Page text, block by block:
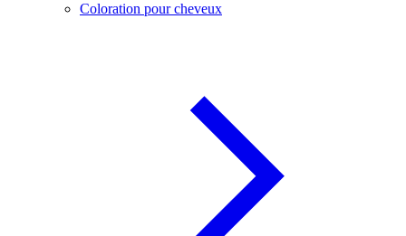
Coloration pour cheveux